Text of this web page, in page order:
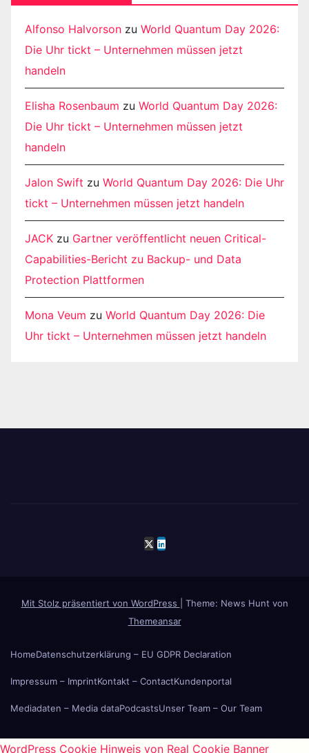
Alfonso Halvorson zu World Quantum Day 2026:
Die Uhr tickt – Unternehmen müssen jetzt
handeln
Elisha Rosenbaum zu World Quantum Day 2026:
Die Uhr tickt – Unternehmen müssen jetzt
handeln
Jalon Swift zu World Quantum Day 2026: Die Uhr
tickt – Unternehmen müssen jetzt handeln
JACK zu Gartner veröffentlicht neuen Critical-
Capabilities-Bericht zu Backup- und Data
Protection Plattformen
Mona Veum zu World Quantum Day 2026: Die
Uhr tickt – Unternehmen müssen jetzt handeln
Mit Stolz präsentiert von WordPress
Theme: News Hunt von
Themeansar
HomeDatenschutzerklärung – EU GDPR Declaration
Impressum – ImprintKontakt – ContactKundenportal
Mediadaten – Media dataPodcastsUnser Team – Our Team
WordPress Cookie Hinweis von Real Cookie Banner